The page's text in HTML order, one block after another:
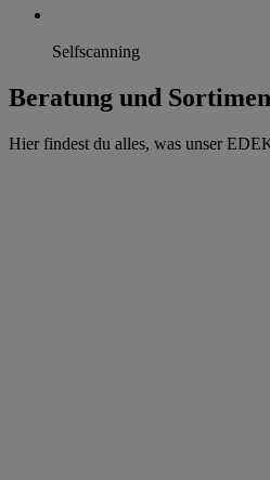
Selfscanning
Beratung und
Hier findest du alles, was unser